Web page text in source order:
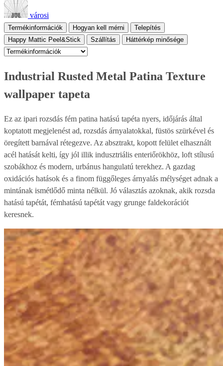
városi
Termékinformációk Hogyan kell mérni
Telepítés
Happy Mattic Peel&Stick
Szállítás Háttérkép minősége
Industrial Rusted Metal Patina Texture
wallpaper tapeta
Ez az ipari rozsdás fém patina hatású tapéta nyers, időjárás által
koptatott megjelenést ad, rozsdás árnyalatokkal, füstös szürkével és
öregített barnával rétegezve. Az absztrakt, kopott felület elhasznált
acél hatását kelti, így jól illik indusztriális enteriőrökhöz, loft stílusú
szobákhoz és modern, urbánus hangulatú terekhez. A gazdag
oxidációs hatások és a finom függőleges árnyalás mélységet adnak a
mintának ismétlődő minta nélkül. Jó választás azoknak, akik rozsda
hatású tapétát, fémhatású tapétát vagy grunge faldekorációt
keresnek.